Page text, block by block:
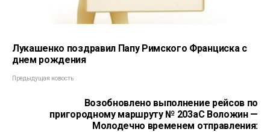
Лукашенко поздравил Папу Римского Франциска с
днем рождения
Предыдущая новость
Возобновлено выполнение рейсов по
пригородному маршруту № 203аС Воложин —
Молодечно временем отправления: